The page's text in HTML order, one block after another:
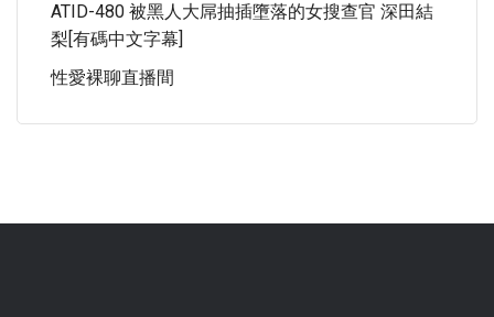
ATID-480 被黑人大屌抽插墮落的女搜查官 深田結
梨[有碼中文字幕]
性愛裸聊直播間